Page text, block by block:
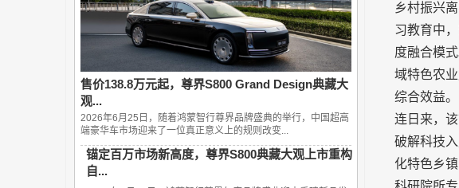
售价138.8万元起，尊界S800 Grand Design典藏大
观...
2026年6月25日，随着鸿蒙智行尊界品牌盛典的举行，中国超高
端豪华车市场迎来了一位真正意义上的规则改变...
锚定百万市场新高度，尊界S800典藏大观上市重构
自...
乡村振兴
习教育中
度融合模
域特色农
综合效益。
连日来，
破解科技
化特色乡